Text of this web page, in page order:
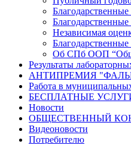
Независимая
Об СПб ООП
Результаты
АНТИПРЕМИЯ
Работа в
БЕСПЛАТНЫЕ
Новости
ОБЩЕСТВЕННЫЙ
Видеоновости
Потребителю